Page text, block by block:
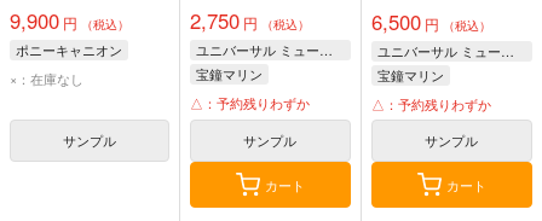
“Starry Horizon”
Blu-ray(通常版)
9,900 円 （税込）
ポニーキャニオン
×：在庫なし
サンプル
2,750 円 （税込）
ユニバーサル ミュージック合同会社
宝鐘マリン
△：予約残りわずか
サンプル
カート
盤B)
6,500円 （税込）
ユニバーサル ミュージック合同会社
宝鐘マリン
△：予約残りわずか
サンプル
カート